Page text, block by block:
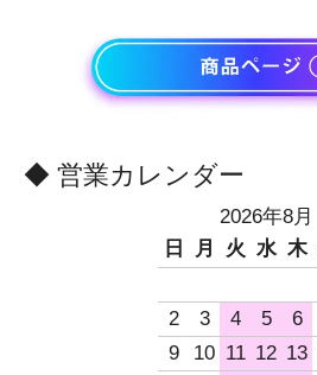
◆ 営業カレンダー
2026年8月
日
月 火 水 木
2
3 4 5 6
9
10 11 12 13